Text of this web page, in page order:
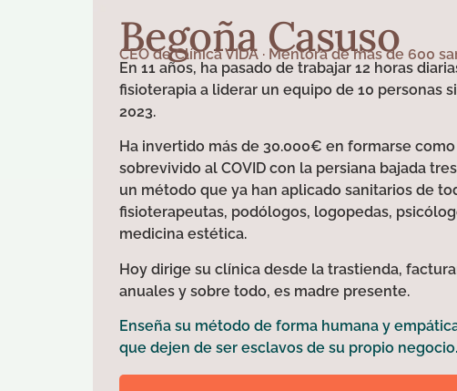
Begoña Casuso
CEO de Clínica VIDA · Mentora de más de 600
En 11 años, ha pasado de trabajar 12 horas
fisioterapia a liderar un equipo de 10 personas
2023.
Ha invertido más de 30.000€ en formarse
sobrevivido al COVID con la persiana bajada
un método que ya han aplicado sanitarios de
fisioterapeutas, podólogos, logopedas,
medicina estética.
Hoy dirige su clínica desde la trastienda,
anuales y sobre todo, es madre presente.
Enseña su método de forma humana y
que dejen de ser esclavos de su propio negocio.